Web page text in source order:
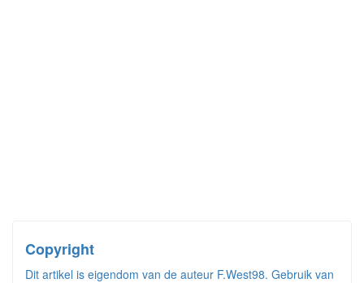
Copyright
Dit artikel is eigendom van de auteur F.West98. Gebruik van